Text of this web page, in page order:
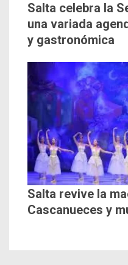
Salta celebra la
una variada
y gastronómica
Salta revive la
Cascanueces y